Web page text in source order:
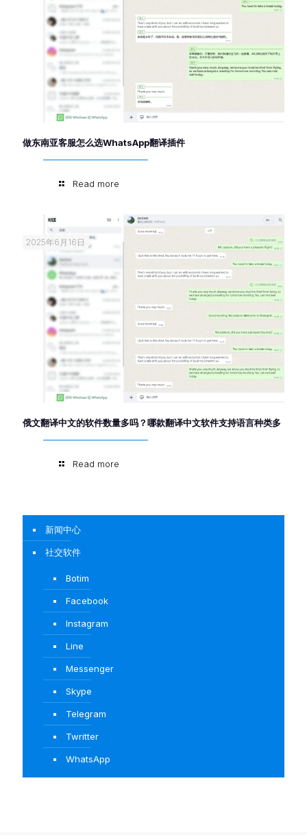
做东南亚客服怎么选WhatsApp翻译插件
Read more
2025年6月16日
俄文翻译中文的软件数量多吗？哪款翻译中文软件支持语言种类多
Read more
新闻中心
社交软件
Botim
Facebook
Instagram
Line
Messenger
Skype
Telegram
Twritter
WhatsApp